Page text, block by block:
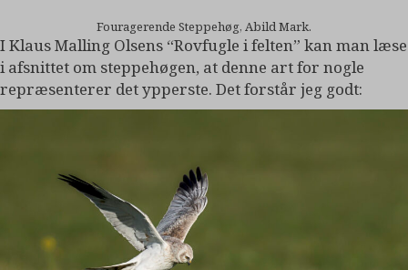
Fouragerende Steppehøg, Abild Mark.
I Klaus Malling Olsens “Rovfugle i felten” kan man læse
i afsnittet om steppehøgen, at denne art for nogle
repræsenterer det ypperste. Det forstår jeg godt: